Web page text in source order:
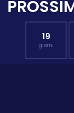
19
giorni